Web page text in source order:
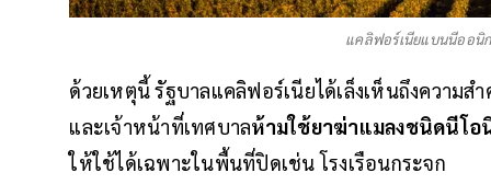
แคลิฟอร์เนียแบนนีออนิ
ด้วยเหตุนี้ รัฐบาลแคลิฟอร์เนียได้เล็งเห็นถึงความ
และเจ้าหน้าที่เทศบาลห้ามใช้ยาฆ่าแมลงชนิดนีโอ
ให้ใช้ได้เฉพาะในพื้นที่ปิดเช่น โรงเรือนกระจก